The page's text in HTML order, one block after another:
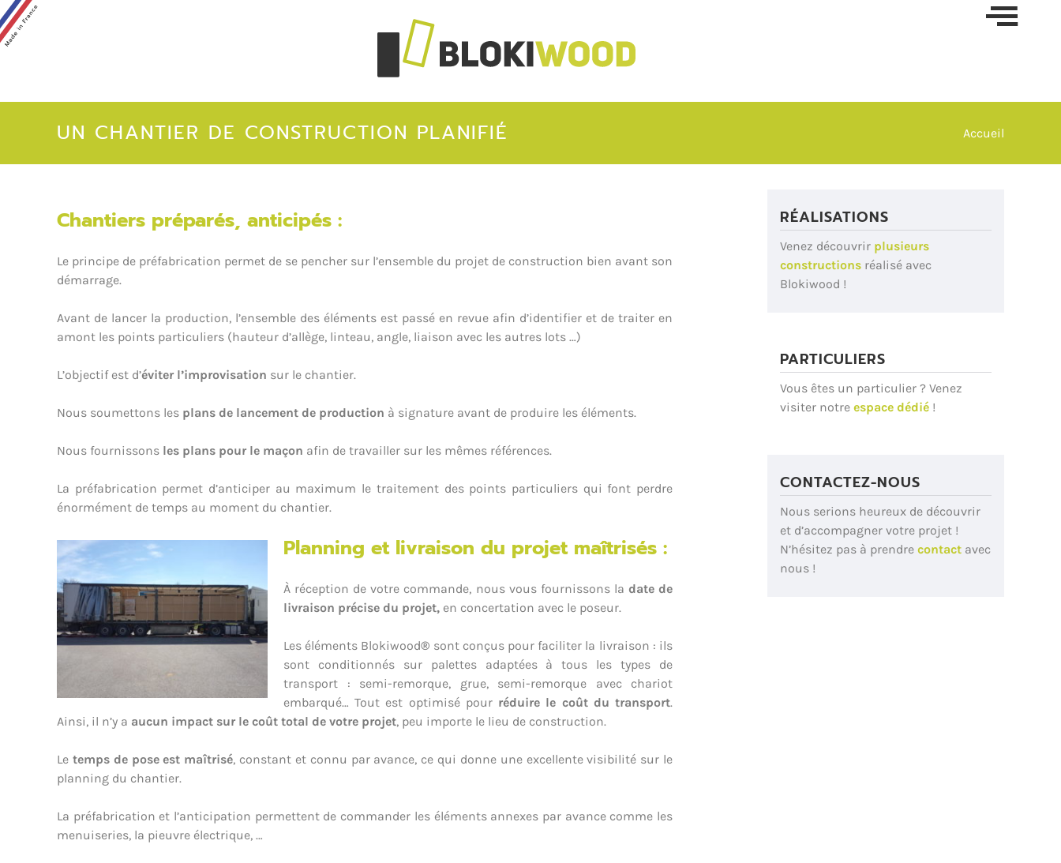
UN CHANTIER DE CONSTRUCTION PLANIFIÉ Accueil
Chantiers préparés, anticipés :
Le principe de préfabrication permet de se pencher sur l’ensemble du projet de construction bien avant son
démarrage.
Avant de lancer la production, l’ensemble des éléments est passé en revue afin d’identifier et de traiter en
amont les points particuliers (hauteur d’allège, linteau, angle, liaison avec les autres lots …)
L’objectif est d’éviter l’improvisation sur le chantier.
Nous soumettons les plans de lancement de production à signature avant de produire les éléments.
Nous fournissons les plans pour le maçon afin de travailler sur les mêmes références.
La préfabrication permet d’anticiper au maximum le traitement des points particuliers qui font perdre
énormément de temps au moment du chantier.
Planning et livraison du projet maîtrisés :
À réception de votre commande, nous vous fournissons la date de
livraison précise du projet, en concertation avec le poseur.
Les éléments Blokiwood® sont conçus pour faciliter la livraison : ils
sont conditionnés sur palettes adaptées à tous les types de
transport : semi-remorque, grue, semi-remorque avec chariot
embarqué… Tout est optimisé pour réduire le coût du transport.
Ainsi, il n’y a aucun impact sur le coût total de votre projet, peu importe le lieu de construction.
Le temps de pose est maîtrisé, constant et connu par avance, ce qui donne une excellente visibilité sur le
planning du chantier.
La préfabrication et l’anticipation permettent de commander les éléments annexes par avance comme les
menuiseries, la pieuvre électrique, …
RÉALISATIONS
Venez découvrir plusieurs
constructions réalisé avec
Blokiwood !
PARTICULIERS
Vous êtes un particulier ? Venez
visiter notre espace dédié !
CONTACTEZ-NOUS
Nous serions heureux de découvrir
et d’accompagner votre projet !
N’hésitez pas à prendre contact avec
nous !